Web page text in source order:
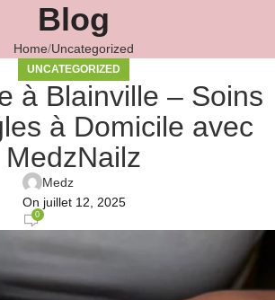
Blog
Home Uncategorized
UNCATEGORIZED
à Blainville – Soins
à Domicile avec
MedzNailz
Medz
On juillet 12, 2025
0